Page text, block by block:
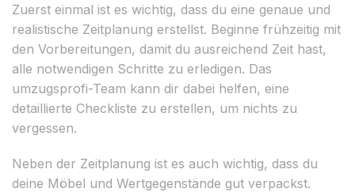
Zuerst einmal ist es wichtig, dass du eine genaue und
realistische Zeitplanung erstellst. Beginne frühzeitig mit
den Vorbereitungen, damit du ausreichend Zeit hast,
alle notwendigen Schritte zu erledigen. Das
umzugsprofi-Team kann dir dabei helfen, eine
detaillierte Checkliste zu erstellen, um nichts zu
vergessen.
Neben der Zeitplanung ist es auch wichtig, dass du
deine Möbel und Wertgegenstände gut verpackst.